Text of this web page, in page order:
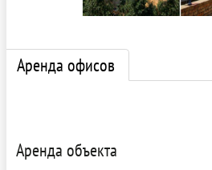
Аренда офисов
Аренда объекта